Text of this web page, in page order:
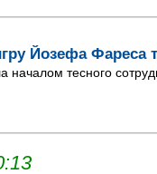
Йозефа Фареса
началом тесного